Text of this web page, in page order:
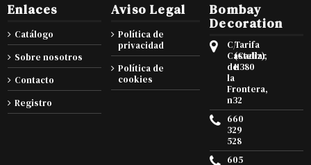
Enlaces
Catálogo
Sobre nosotros
Contacto
Registro
Aviso Legal
Política de
privacidad
Política de
cookies
Bombay
Decoration
C/
Castellar
de
la
Frontera,
n32
Tarifa
(Cadiz),
11380
660
329
528
605